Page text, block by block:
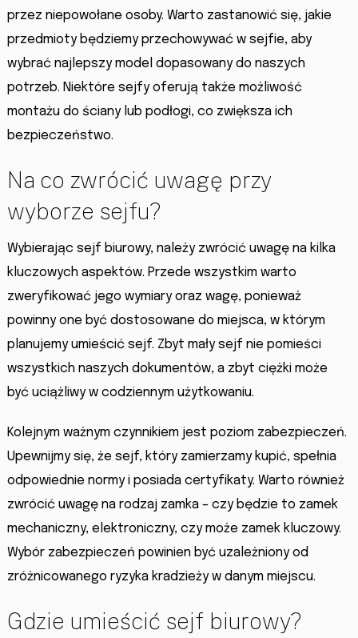
przez niepowołane osoby. Warto zastanowić się, jakie
przedmioty będziemy przechowywać w sejfie, aby
wybrać najlepszy model dopasowany do naszych
potrzeb. Niektóre sejfy oferują także możliwość
montażu do ściany lub podłogi, co zwiększa ich
bezpieczeństwo.
Na co zwrócić uwagę przy
wyborze sejfu?
Wybierając sejf biurowy, należy zwrócić uwagę na kilka
kluczowych aspektów. Przede wszystkim warto
zweryfikować jego wymiary oraz wagę, ponieważ
powinny one być dostosowane do miejsca, w którym
planujemy umieścić sejf. Zbyt mały sejf nie pomieści
wszystkich naszych dokumentów, a zbyt ciężki może
być uciążliwy w codziennym użytkowaniu.
Kolejnym ważnym czynnikiem jest poziom zabezpieczeń.
Upewnijmy się, że sejf, który zamierzamy kupić, spełnia
odpowiednie normy i posiada certyfikaty. Warto również
zwrócić uwagę na rodzaj zamka – czy będzie to zamek
mechaniczny, elektroniczny, czy może zamek kluczowy.
Wybór zabezpieczeń powinien być uzależniony od
zróżnicowanego ryzyka kradzieży w danym miejscu.
Gdzie umieścić sejf biurowy?